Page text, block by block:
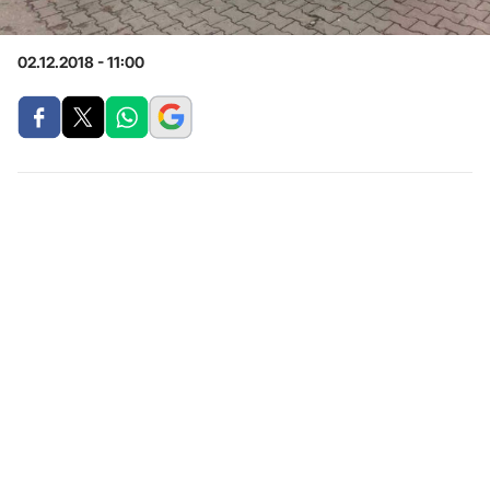
02.12.2018 - 11:00